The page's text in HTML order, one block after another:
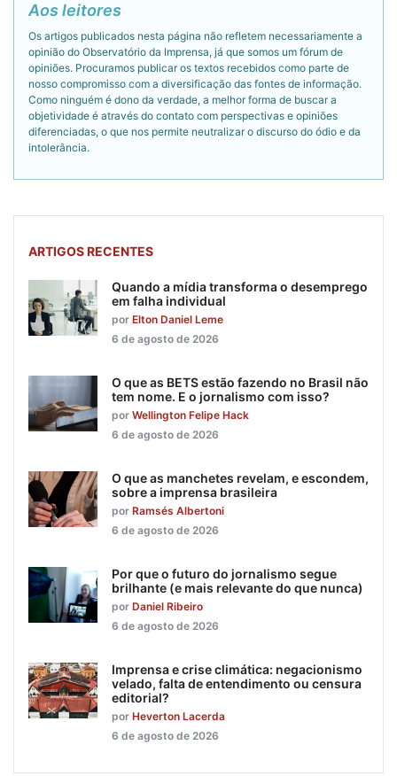
Aos leitores
Os artigos publicados nesta página não refletem necessariamente a
opinião do Observatório da Imprensa, já que somos um fórum de
opiniões. Procuramos publicar os textos recebidos como parte de
nosso compromisso com a diversificação das fontes de informação.
Como ninguém é dono da verdade, a melhor forma de buscar a
objetividade é através do contato com perspectivas e opiniões
diferenciadas, o que nos permite neutralizar o discurso do ódio e da
intolerância.
ARTIGOS RECENTES
Quando a mídia transforma o desemprego
em falha individual
por Elton Daniel Leme
6 de agosto de 2026
O que as BETS estão fazendo no Brasil não
tem nome. E o jornalismo com isso?
por Wellington Felipe Hack
6 de agosto de 2026
O que as manchetes revelam, e escondem,
sobre a imprensa brasileira
por Ramsés Albertoni
6 de agosto de 2026
Por que o futuro do jornalismo segue
brilhante (e mais relevante do que nunca)
por Daniel Ribeiro
6 de agosto de 2026
Imprensa e crise climática: negacionismo
velado, falta de entendimento ou censura
editorial?
por Heverton Lacerda
6 de agosto de 2026